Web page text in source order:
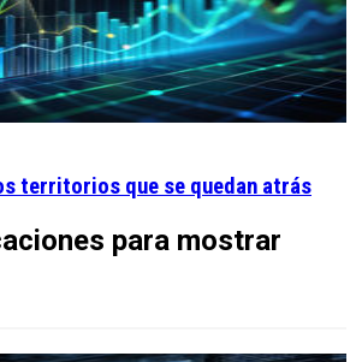
territorios que se quedan atrás
para mostrar